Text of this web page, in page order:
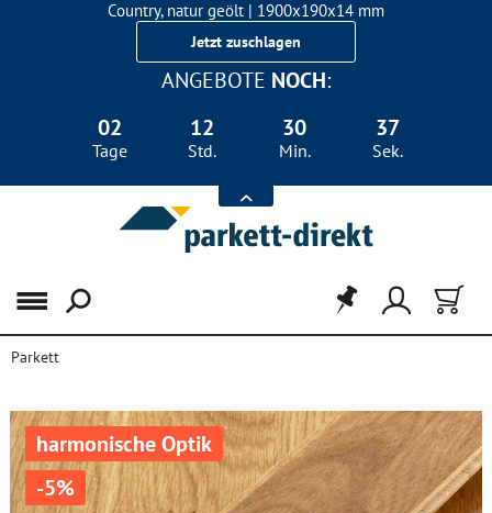
Country, natur geölt | 1900x190x14 mm
Landhausdiele Eiche für nur 29,90 €/m²
Jetzt zuschlagen
ANGEBOTE NOCH:
02
Tage
12
Std.
30
Min.
36
Sek.
Menü
Parkett
harmonische Optik
-5%